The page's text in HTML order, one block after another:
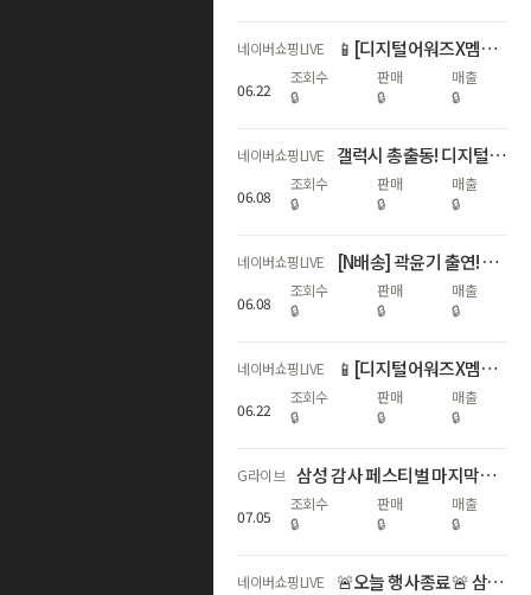
네이버쇼핑LIVE 📱[디지털어워즈X멤버십데이]갤럭시자급제 쇼마젠시 역대급 추가적립 라이브
06.22
조회수
🔒
판매
🔒
매출
🔒
네이버쇼핑LIVE 갤럭시 총출동! 디지털 온누리상품권 20%+라이브3%적립+구매인증💙
06.08
조회수
🔒
판매
🔒
매출
🔒
네이버쇼핑LIVE [N배송] 곽윤기 출연! S26 서클투서치🔎추가적립3%+N포인트추가증정
06.08
조회수
🔒
판매
🔒
매출
🔒
네이버쇼핑LIVE 📱[디지털어워즈X멤버십데이]갤럭시자급제 쇼마젠시 역대급 추가적립 라이브
06.22
조회수
🔒
판매
🔒
매출
🔒
G라이브 삼성 감사 페스티벌 마지막날⏰갤럭시 다품목 역대급 혜택
07.05
조회수
🔒
판매
🔒
매출
🔒
네이버쇼핑LIVE 🚨오늘 행사종료🚨 삼성 갤럭시 디지털 온누리상품권 20% 라스트 찬스